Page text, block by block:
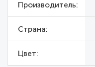
Производитель
Страна
Цвет